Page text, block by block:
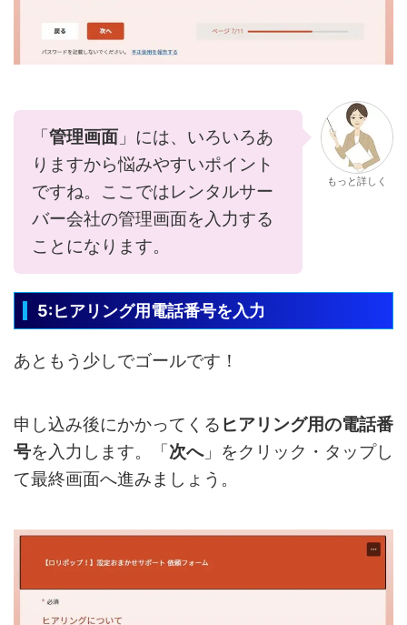
「管理画面 」には、いろいろあ
りますから悩みやすいポイント
ですね。ここではレンタルサー
バー会社の管理画面を入力する
ことになります。
もっと詳しく
5:ヒアリング用電話番号を入力
あともう少しでゴールです！
申し込み後にかかってくる ヒアリング用の電話番
号を入力します。「次へ」をクリック・タップし
て最終画面へ進みましょう。